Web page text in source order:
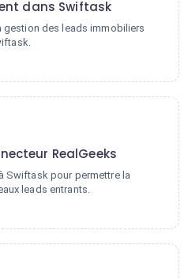
dans Swiftask
gestion des leads immobiliers
RealGeeks
Swiftask pour permettre la
leads entrants.